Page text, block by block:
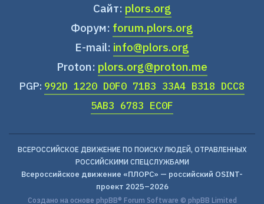
Сайт: plors.org
Форум: forum.plors.org
E-mail: info@plors.org
Proton: plors.org@proton.me
PGP: 992D 1220 D0F0 71B3 33A4 B318 DCC8
5AB3 6783 EC0F
ВСЕРОССИЙСКОЕ ДВИЖЕНИЕ ПО ПОИСКУ ЛЮДЕЙ, ОТРАВЛЕННЫХ
РОССИЙСКИМИ СПЕЦСЛУЖБАМИ
Всероссийское движение «ПЛОРС» — российский OSINT-
проект 2025–2026
Создано на основе phpBB® Forum Software © phpBB Limited